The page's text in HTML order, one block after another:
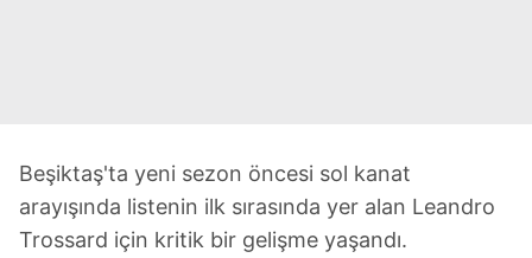
Beşiktaş'ta yeni sezon öncesi sol kanat
arayışında listenin ilk sırasında yer alan Leandro
Trossard için kritik bir gelişme yaşandı.